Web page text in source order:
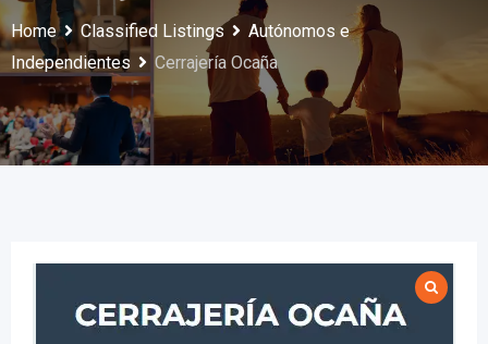
Home Classified Listings
Autónomos e
Independientes
Cerrajería Ocaña